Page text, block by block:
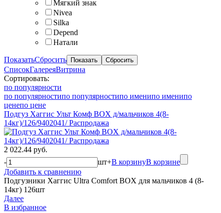
Мягкий знак
Nivea
Silka
Depend
Натали
ПоказатьСбросить
СписокГалереяВитрина
Сортировать:
по популярности
по популярностипо популярностипо именипо именипо
ценепо цене
Подгуз Хаггис Ульт Комф BOX д/мальчиков 4(8-
14кг)/126/9402041/ Распродажа
2 022.44 руб.
-
шт+В корзинуВ корзине
Добавить к сравнению
Подгузники Хаггис Ultra Comfort BOX для мальчиков 4 (8-
14кг) 126шт
Далее
В избранное